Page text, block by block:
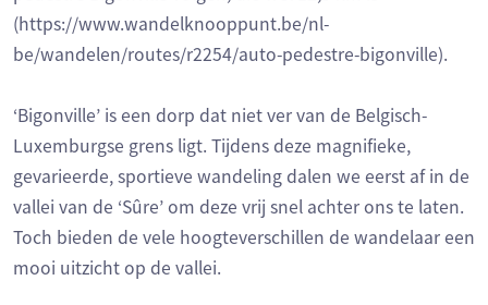
(https://www.wandelknooppunt.be/nl-
be/wandelen/routes/r2254/auto-pedestre-bigonville).
‘Bigonville’ is een dorp dat niet ver van de Belgisch-
Luxemburgse grens ligt. Tijdens deze magnifieke,
gevarieerde, sportieve wandeling dalen we eerst af in de
vallei van de ‘Sûre’ om deze vrij snel achter ons te laten.
Toch bieden de vele hoogteverschillen de wandelaar een
mooi uitzicht op de vallei.